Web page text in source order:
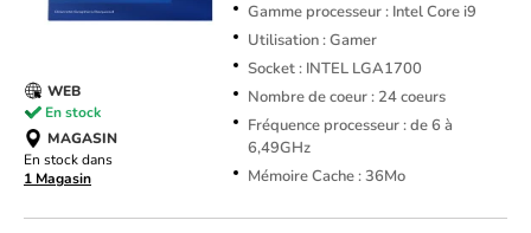
Gamme processeur : Intel Core i9
Utilisation : Gamer
Socket : INTEL LGA1700
Nombre de coeur : 24 coeurs
Fréquence processeur : de 6 à
6,49GHz
Mémoire Cache : 36Mo
WEB
En stock
MAGASIN
En stock dans
1 Magasin